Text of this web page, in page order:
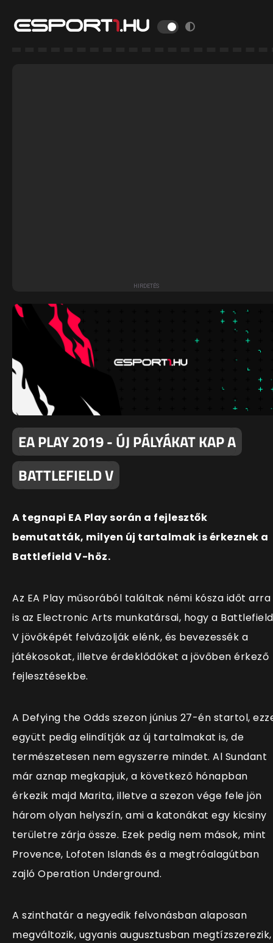
EA PLAY 2019 - ÚJ PÁLYÁKAT KAP A
BATTLEFIELD V
A tegnapi EA Play során a fejlesztők
bemutatták, milyen új tartalmak is érkeznek a
Battlefield V-höz.
Az EA Play műsorából találtak némi kósza időt arra
is az Electronic Arts munkatársai, hogy a Battlefield
V jövőképét felvázolják elénk, és bevezessék a
játékosokat, illetve érdeklődőket a jövőben érkező
fejlesztésekbe.
A Defying the Odds szezon június 27-én startol,
együtt pedig elindítják az új tartalmakat is, de
természetesen nem egyszerre mindet. Al Sundant
már aznap megkapjuk, a következő hónapban
érkezik majd Marita, illetve a szezon vége fele jön
három olyan helyszín, ami a katonákat egy kicsiny
területre zárja össze. Ezek pedig nem mások, mint
Provence, Lofoten Islands és a megtróalagútban
zajló Operation Underground.
A szinthatár a negyedik felvonásban alaposan
megváltozik, ugyanis augusztusban megtízszerezik,